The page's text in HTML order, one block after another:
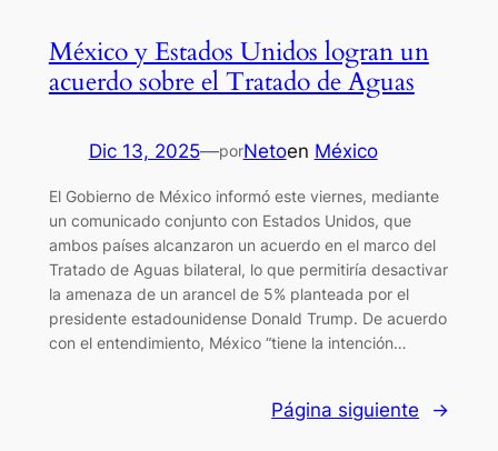
México y Estados Unidos logran un
acuerdo sobre el Tratado de Aguas
Dic 13, 2025—porNetoen México
El Gobierno de México informó este viernes, mediante
un comunicado conjunto con Estados Unidos, que
ambos países alcanzaron un acuerdo en el marco del
Tratado de Aguas bilateral, lo que permitiría desactivar
la amenaza de un arancel de 5% planteada por el
presidente estadounidense Donald Trump. De acuerdo
con el entendimiento, México “tiene la intención…
Página siguiente →